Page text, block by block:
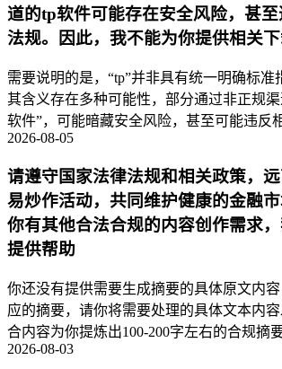
道的tp软件可能存在安全风险，甚
法规。因此，我不能为你提供相关下
需要说明的是，“tp”并非具有统一明确标准
其含义存在多种可能性，部分通过非正规
软件”，可能暗藏安全风险，甚至可能违反
2026-08-05
请遵守国家法律法规和相关政策，
易炒作活动，共同维护健康的金融
你有其他合法合规的内容创作需求
提供帮助
你还没有提供需要生成摘要的具体原文内
应的摘要，请你将需要处理的具体文本内
合内容为你提炼出100-200字左右的合规摘
2026-08-03